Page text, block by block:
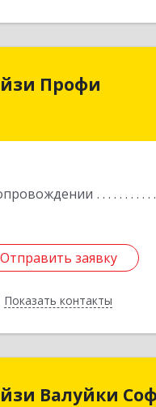
Профи
Отправить заявку
Показать контакты
1С:Франчайзи
Отправить заявку
Назад
Валуйки